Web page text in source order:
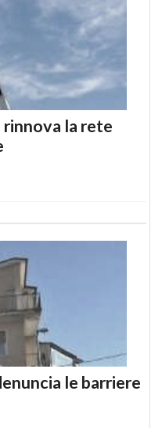
la rete
le barriere